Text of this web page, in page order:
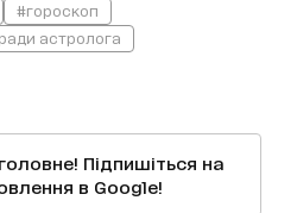
#гороскоп
астролога
Підпишіться на
в Google!